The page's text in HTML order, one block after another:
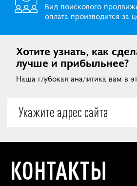
Вид поискового
оплата производится за
Хотите узнать, как
лучше и прибыльнее?
Наша глубокая аналитика вам в
КОНТАКТЫ